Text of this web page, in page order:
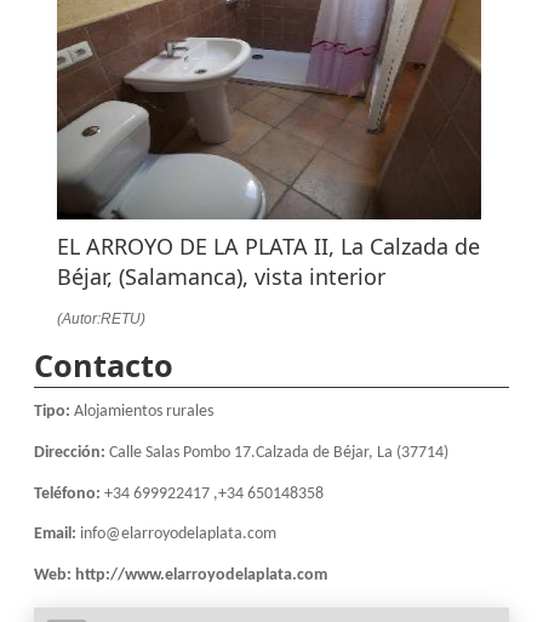
EL ARROYO DE LA PLATA II, La Calzada de
Béjar, (Salamanca), vista interior
(Autor:RETU)
Contacto
Tipo:Alojamientos rurales
Dirección:Calle Salas Pombo 17.Calzada de Béjar, La (37714)
Teléfono:+34 699922417 ,+34 650148358
Email: info@elarroyodelaplata.com
Web: http://www.elarroyodelaplata.com